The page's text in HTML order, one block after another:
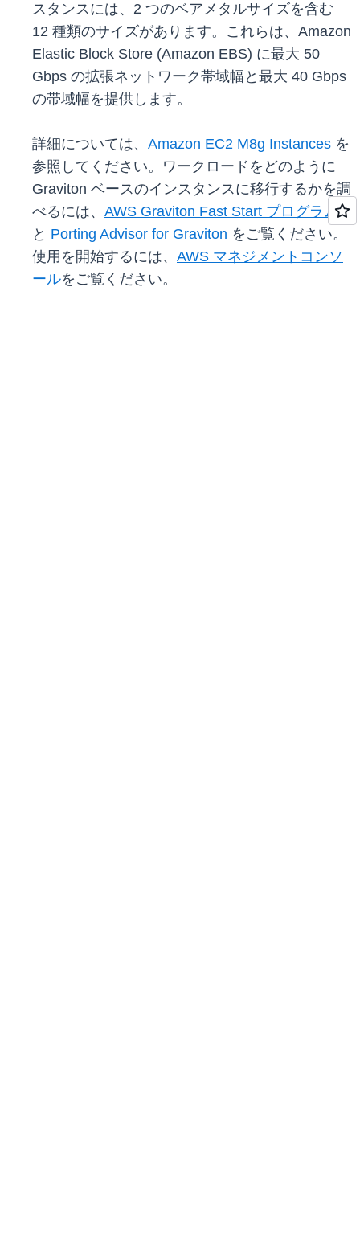
スタンスには、2 つのベアメタルサイズを含む
12 種類のサイズがあります。これらは、Amazon
Elastic Block Store (Amazon EBS) に最大 50
Gbps の拡張ネットワーク帯域幅と最大 40 Gbps
の帯域幅を提供します。
詳細については、 Amazon EC2 M8g Instances を
参照してください。ワークロードをどのように
Graviton ベースのインスタンスに移行するかを調
べるには、 AWS Graviton Fast Start プログラム
と Porting Advisor for Graviton をご覧ください。
使用を開始するには、 AWS マネジメントコンソ
ールをご覧ください。